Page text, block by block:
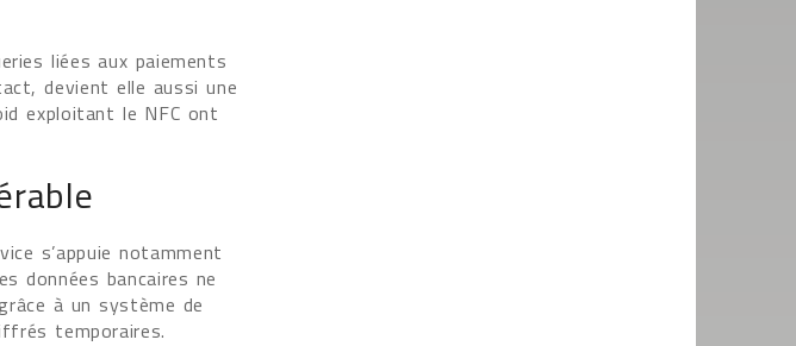
liées aux paiements
devient elle aussi une
exploitant le NFC ont
s’appuie notamment
données bancaires ne
à un système de
temporaires.